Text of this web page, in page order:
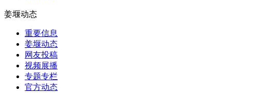
姜堰动态
重要信息
姜堰动态
网友投稿
视频展播
专题专栏
官方动态